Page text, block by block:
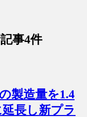
事4件
製造量を1.4
長し新プラ